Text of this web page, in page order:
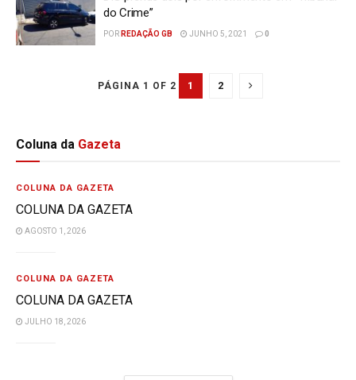
do Crime”
POR REDAÇÃO GB JUNHO 5, 2021 0
PÁGINA 1 OF 2 1 2
Coluna da Gazeta
COLUNA DA GAZETA
COLUNA DA GAZETA
AGOSTO 1, 2026
COLUNA DA GAZETA
COLUNA DA GAZETA
JULHO 18, 2026